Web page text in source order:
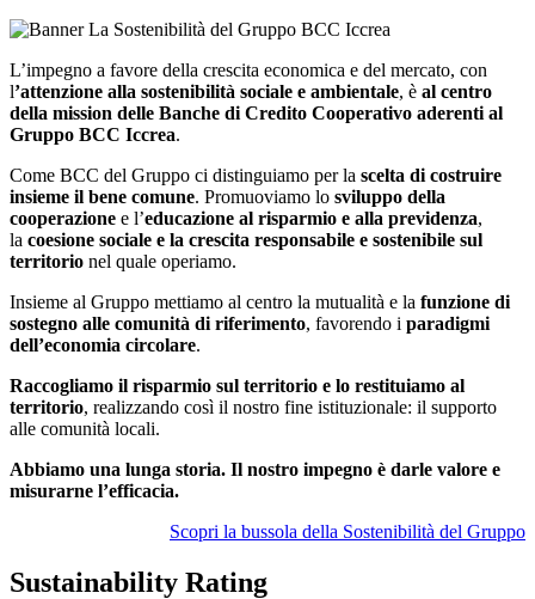
L’impegno a favore della crescita economica e del mercato, con
l’attenzione alla sostenibilità sociale e ambientale, è al centro
della mission delle Banche di Credito Cooperativo aderenti al
Gruppo BCC Iccrea.
Come BCC del Gruppo ci distinguiamo per la scelta di costruire
insieme il bene comune. Promuoviamo lo sviluppo della
cooperazione e l’educazione al risparmio e alla previdenza,
la coesione sociale e la crescita responsabile e sostenibile sul
territorio nel quale operiamo.
Insieme al Gruppo mettiamo al centro la mutualità e la funzione di
sostegno alle comunità di riferimento, favorendo i paradigmi
dell’economia circolare.
Raccogliamo il risparmio sul territorio e lo restituiamo al
territorio, realizzando così il nostro fine istituzionale: il supporto
alle comunità locali.
Abbiamo una lunga storia. Il nostro impegno è darle valore e
misurarne l’efficacia.
Scopri la bussola della Sostenibilità del Gruppo
Sustainability Rating